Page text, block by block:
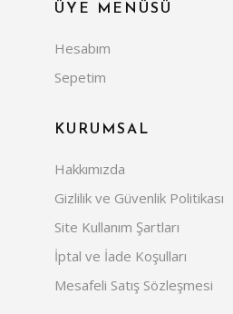
ÜYE MENÜSÜ
Hesabım
Sepetim
KURUMSAL
Hakkımızda
Gizlilik ve Güvenlik Politikası
Site Kullanım Şartları
İptal ve İade Koşulları
Mesafeli Satış Sözleşmesi